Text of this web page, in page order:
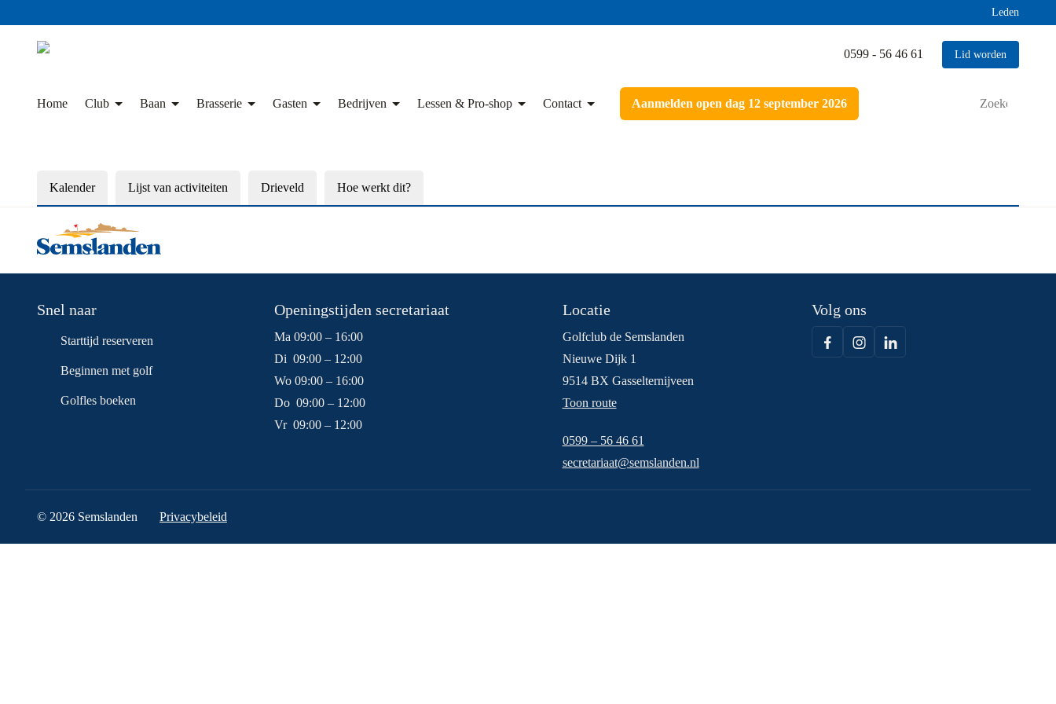
Leden
0599 - 56 46 61 Lid worden
Home Club Baan Brasserie Gasten Bedrijven Lessen & Pro-shop Contact Aanmelden open dag 12 september 2026
Kalender Lijst van activiteiten Drieveld Hoe werkt dit?
Snel naar
Starttijd reserveren
Beginnen met golf
Golfles boeken
Openingstijden secretariaat
Ma 09:00 – 16:00
Di 09:00 – 12:00
Wo 09:00 – 16:00
Do 09:00 – 12:00
Vr 09:00 – 12:00
Locatie
Golfclub de Semslanden
Nieuwe Dijk 1
9514 BX Gasselternijveen
Toon route
0599 – 56 46 61
secretariaat@semslanden.nl
Volg ons
© 2026 Semslanden Privacybeleid